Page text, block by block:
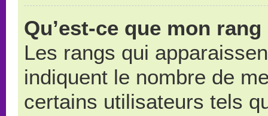
Qu’est-ce que mon
Les rangs qui
indiquent le nombre de
certains utilisateurs tels